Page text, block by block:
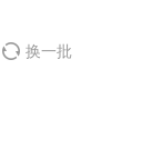
换一批